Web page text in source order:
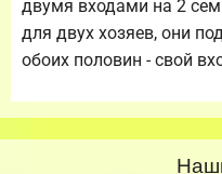
двумя входами на 2
для двух хозяев, они
обоих половин - свой